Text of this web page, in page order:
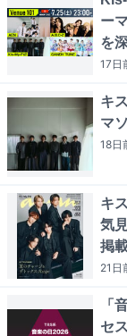
ー
を
17日
キ
マ
18日
キ
気
掲
21日
「
セ